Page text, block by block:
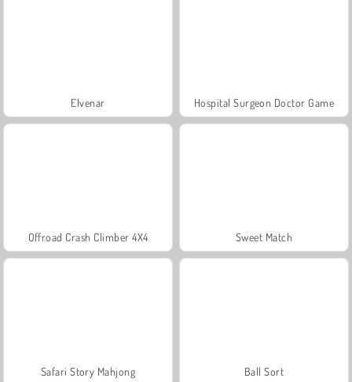
Elvenar Hospital Surgeon Doctor Game
Offroad Crash Climber 4X4 Sweet Match
Safari Story Mahjong Ball Sort